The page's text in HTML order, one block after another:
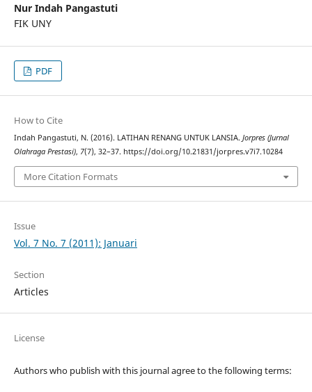
Nur Indah Pangastuti
FIK UNY
PDF
How to Cite
Indah Pangastuti, N. (2016). LATIHAN RENANG UNTUK LANSIA. Jorpres (Jurnal
Olahraga Prestasi), 7(7), 32–37. https://doi.org/10.21831/jorpres.v7i7.10284
More Citation Formats
Issue
Vol. 7 No. 7 (2011): Januari
Section
Articles
License
Authors who publish with this journal agree to the following terms: